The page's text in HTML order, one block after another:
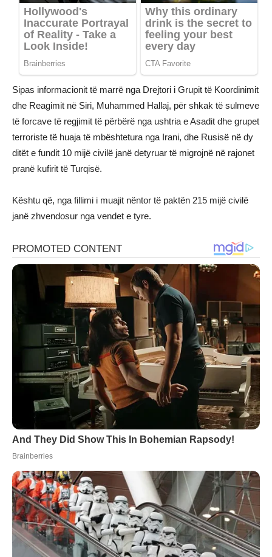
Sipas informacionit të marrë nga Drejtori i Grupit të Koordinimit
dhe Reagimit në Siri, Muhammed Hallaj, për shkak të sulmeve
të forcave të regjimit të përbërë nga ushtria e Asadit dhe grupet
terroriste të huaja të mbështetura nga Irani, dhe Rusisë në dy
ditët e fundit 10 mijë civilë janë detyruar të migrojnë në rajonet
pranë kufirit të Turqisë.
Kështu që, nga fillimi i muajit nëntor të paktën 215 mijë civilë
janë zhvendosur nga vendet e tyre.